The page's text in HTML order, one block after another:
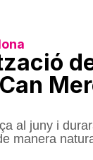
al juny i
manera